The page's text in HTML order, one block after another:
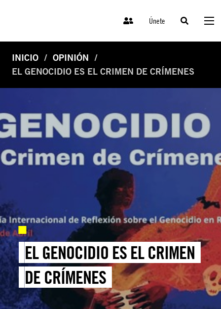
Únete
INICIO
OPINIÓN
EL GENOCIDIO ES EL CRIMEN DE CRÍMENES
EL GENOCIDIO ES EL CRIMEN
DE CRÍMENES